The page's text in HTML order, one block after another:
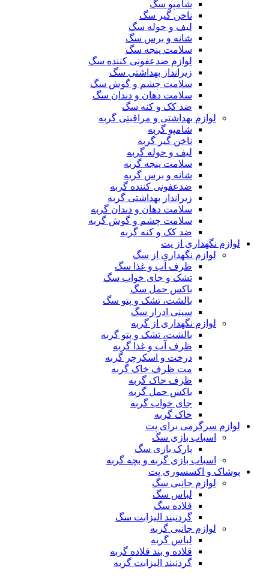
شامپو سگ
ناخن گیر سگ
لیف و حوله سگ
شانه و برس سگ
سلامت پنجه سگ
لوازم ضدعفونی کننده سگ
زیرانداز بهداشتی سگ
سلامت چشم و گوش سگ
سلامت دهان و دندان سگ
ضد کک و کنه سگ
لوازم بهداشتی و مراقبتی گربه
شامپو گربه
ناخن گیر گربه
لیف و حوله گربه
سلامت پنجه گربه
شانه و برس گربه
ضدعفونی کننده گربه
زیرانداز بهداشتی گربه
سلامت دهان و دندان گربه
سلامت چشم و گوش گربه
ضد کک و کنه گربه
لوازم نگهداری از پت
لوازم نگهداری از سگ
ظرف آب و غذا سگ
تشک و جای خواب سگ
باکس حمل سگ
بالشت، تشک و پتو سگ
سینی ادرار سگ
لوازم نگهداری از گربه
بالشت، تشک و پتو گربه
ظرف آب و غذا گربه
درخت و اسکرچر گربه
مت ظرف خاک گربه
ظرف خاک گربه
باکس حمل گربه
جای خواب گربه
خاک گربه
لوازم سرگرمی برای پت
اسباب بازی سگ
پارک بازی سگ
اسباب بازی گربه و بچه گربه
پوشاک و اکسسوری پت
لوازم جانبی سگ
لباس سگ
قلاده سگ
گردنبند الیزابت سگ
لوازم جانبی گربه
لباس گربه
قلاده و بند قلاده گربه
گردنبند الیزابت گربه